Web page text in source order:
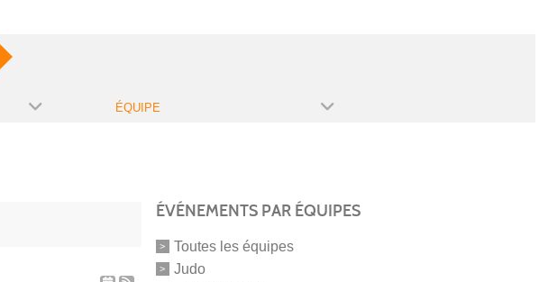
ÉQUIPE
ÉVÉNEMENTS PAR ÉQUIPES
Toutes les équipes
Judo